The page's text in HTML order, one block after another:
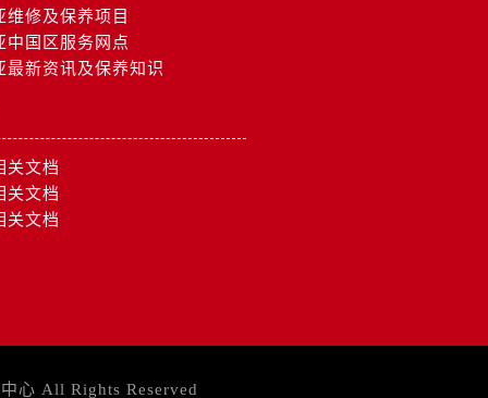
维修及保养项目
中国区服务网点
最新资讯及保养知识
关文档
关文档
关文档
心 All Rights Reserved